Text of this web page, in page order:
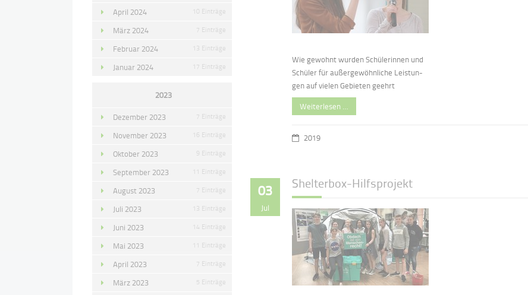
Wie gewohnt wurden Schülerinnen und
Schüler für außergewöhnliche Leistun-
gen auf vielen Gebieten geehrt
Weiterlesen …
2019
03
Jul
Shelterbox-Hilfsprojekt
April 2024 10 Einträge
März 2024 7 Einträge
Februar 2024 13 Einträge
Januar 2024 17 Einträge
2023
Dezember 2023 7 Einträge
November 2023 16 Einträge
Oktober 2023 9 Einträge
September 2023 11 Einträge
August 2023 7 Einträge
Juli 2023 13 Einträge
Juni 2023 14 Einträge
Mai 2023 11 Einträge
April 2023 7 Einträge
März 2023 5 Einträge